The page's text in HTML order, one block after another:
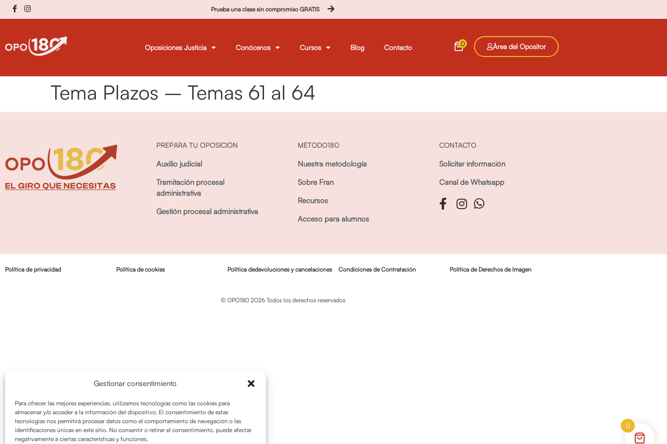
Gestionar consentimiento
Para ofrecer las mejores experiencias, utilizamos tecnologías como las cookies para
almacenar y/o acceder a la información del dispositivo. El consentimiento de estas
tecnologías nos permitirá procesar datos como el comportamiento de navegación o las
identificaciones únicas en este sitio. No consentir o retirar el consentimiento, puede afectar
negativamente a ciertas características y funciones.
Prueba una clase sin compromiso GRATIS
Oposiciones Justicia Conócenos Cursos Blog Contacto 0 Área del Opositor
Tema Plazos – Temas 61 al 64
PREPARA TU OPOSICIÓN
Auxilio judicial
Tramitación procesal
administrativa
Gestión procesal administrativa
MÉTODO180
Nuestra metodología
Sobre Fran
Recursos
Acceso para alumnos
CONTACTO
Solicitar información
Canal de Whatsapp
Política de privacidad Política de cookies Política dedevoluciones y cancelaciones Condiciones de Contratación Política de Derechos de Imagen
© OPO180 2026 Todos los derechos reservados
0